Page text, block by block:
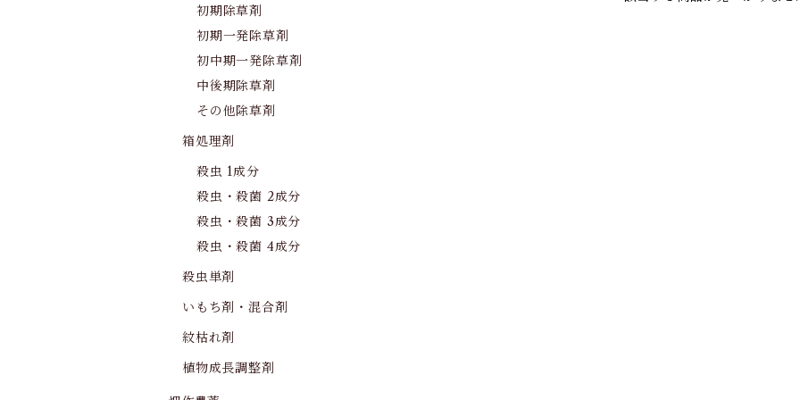
初期除草剤
初期一発除草剤
初中期一発除草剤
中後期除草剤
その他除草剤
箱処理剤
殺虫 1成分
殺虫・殺菌 2成分
殺虫・殺菌 3成分
殺虫・殺菌 4成分
殺虫単剤
いもち剤・混合剤
紋枯れ剤
植物成長調整剤